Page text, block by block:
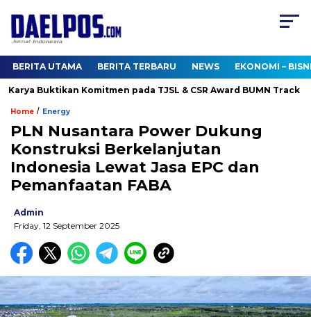
BERITA UTAMA BERITA TERBARU NEWS EKONOMI –
Buktikan Komitmen pada TJSL & CSR Award BUMN Track 2026
Home / Energy
PLN Nusantara Power Dukung
Konstruksi Berkelanjutan
Indonesia Lewat Jasa EPC dan
Pemanfaatan FABA
Admin
Friday, 12 September 2025